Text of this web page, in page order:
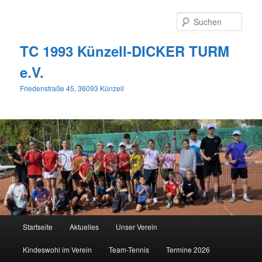
TC 1993 Künzell-DICKER TURM
e.V.
Friedenstraße 45, 36093 Künzell
Startseite Aktuelles Unser Verein
Kindeswohl im Verein Team-Tennis Termine 2026